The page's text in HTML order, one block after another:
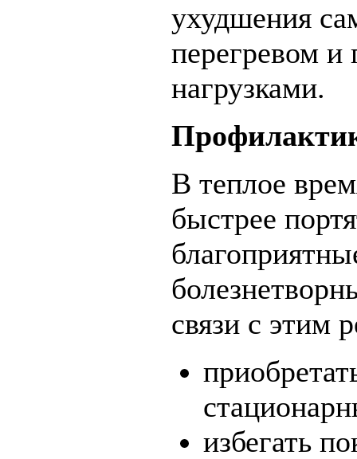
ухудшения
перегревом
нагрузками.
В теплое
быстрее
связи с этим
избегать